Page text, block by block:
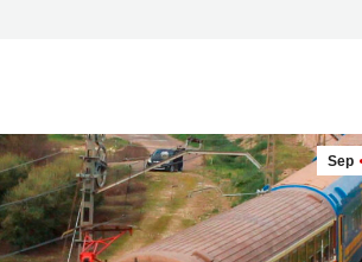
Sep